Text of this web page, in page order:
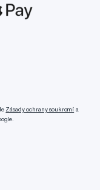
Zásady ochrany soukromí a